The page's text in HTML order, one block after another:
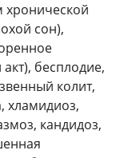
хронической
сон),
бесплодие,
колит,
хламидиоз,
кандидоз,